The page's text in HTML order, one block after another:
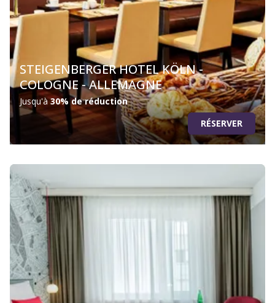
STEIGENBERGER HOTEL KÖLN -
COLOGNE - ALLEMAGNE
Jusqu'à30% de réduction
RÉSERVER